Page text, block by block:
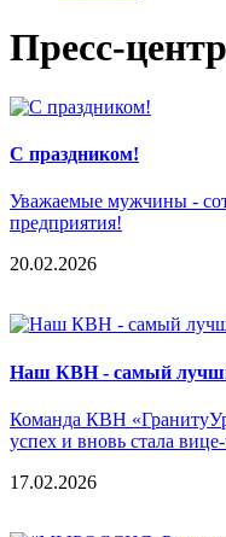
Пресс-центр
C праздником!
Уважаемые мужчины -
предприятия!
20.02.2026
Наш КВН - самый
Команда КВН
успех и вновь стала
17.02.2026